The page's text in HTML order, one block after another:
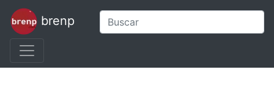
brenp